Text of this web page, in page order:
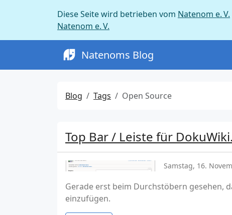
Diese Seite wird betrieben vom Natenom e. V.
Natenom e. V.
Natenoms Blog
Blog Tags Open Source
Top Bar / Leiste für
Samstag, 16.
Gerade erst beim Durchstöbern gesehen,
einzufügen.